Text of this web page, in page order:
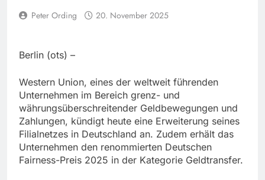
Peter Ording 20. November 2025
Berlin (ots) –
Western Union, eines der weltweit führenden
Unternehmen im Bereich grenz- und
währungsüberschreitender Geldbewegungen und
Zahlungen, kündigt heute eine Erweiterung seines
Filialnetzes in Deutschland an. Zudem erhält das
Unternehmen den renommierten Deutschen
Fairness-Preis 2025 in der Kategorie Geldtransfer.